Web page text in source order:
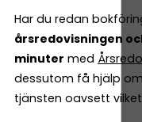
Har du redan
årsredovisningen
minuter med
dessutom få hjälp
tjänsten oavsett